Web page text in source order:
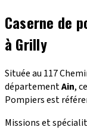
Caserne de
à Grilly
Située au 117
départementAin,
Pompiers est
Missions et